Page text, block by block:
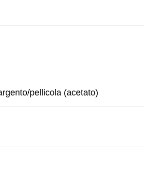
pellicola (acetato)